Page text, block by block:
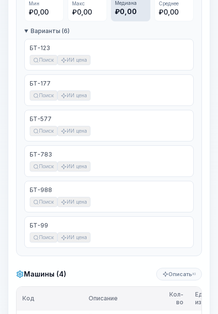
Мин
₽0,00
Макс
₽0,00
Медиана
₽0,00
Среднее
₽0,00
Варианты (6)
БТ-123
Поиск ИИ цена
БТ-177
Поиск ИИ цена
БТ-577
Поиск ИИ цена
БТ-783
Поиск ИИ цена
БТ-988
Поиск ИИ цена
БТ-99
Поиск ИИ цена
Машины (4) Описать KI
Код Описание
Кол-
во
Ед.
изм.